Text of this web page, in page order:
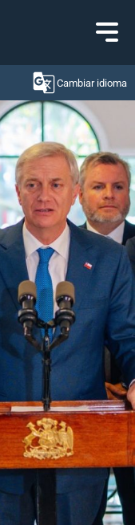
Cambiar idioma